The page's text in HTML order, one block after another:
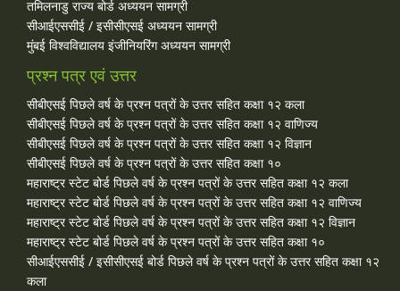
तमिलनाडु राज्य बोर्ड अध्ययन सामग्री
सीआईएससीई / इसीसीएसई अध्ययन सामग्री
मुंबई विश्वविद्यालय इंजीनियरिंग अध्ययन सामग्री
प्रश्न पत्र एवं उत्तर
सीबीएसई पिछले वर्ष के प्रश्न पत्रों के उत्तर सहित कक्षा १२ कला
सीबीएसई पिछले वर्ष के प्रश्न पत्रों के उत्तर सहित कक्षा १२ वाणिज्य
सीबीएसई पिछले वर्ष के प्रश्न पत्रों के उत्तर सहित कक्षा १२ विज्ञान
सीबीएसई पिछले वर्ष के प्रश्न पत्रों के उत्तर सहित कक्षा १०
महाराष्ट्र स्टेट बोर्ड पिछले वर्ष के प्रश्न पत्रों के उत्तर सहित कक्षा १२ कला
महाराष्ट्र स्टेट बोर्ड पिछले वर्ष के प्रश्न पत्रों के उत्तर सहित कक्षा १२ वाणिज्य
महाराष्ट्र स्टेट बोर्ड पिछले वर्ष के प्रश्न पत्रों के उत्तर सहित कक्षा १२ विज्ञान
महाराष्ट्र स्टेट बोर्ड पिछले वर्ष के प्रश्न पत्रों के उत्तर सहित कक्षा १०
सीआईएससीई / इसीसीएसई बोर्ड पिछले वर्ष के प्रश्न पत्रों के उत्तर सहित कक्षा १२
कला